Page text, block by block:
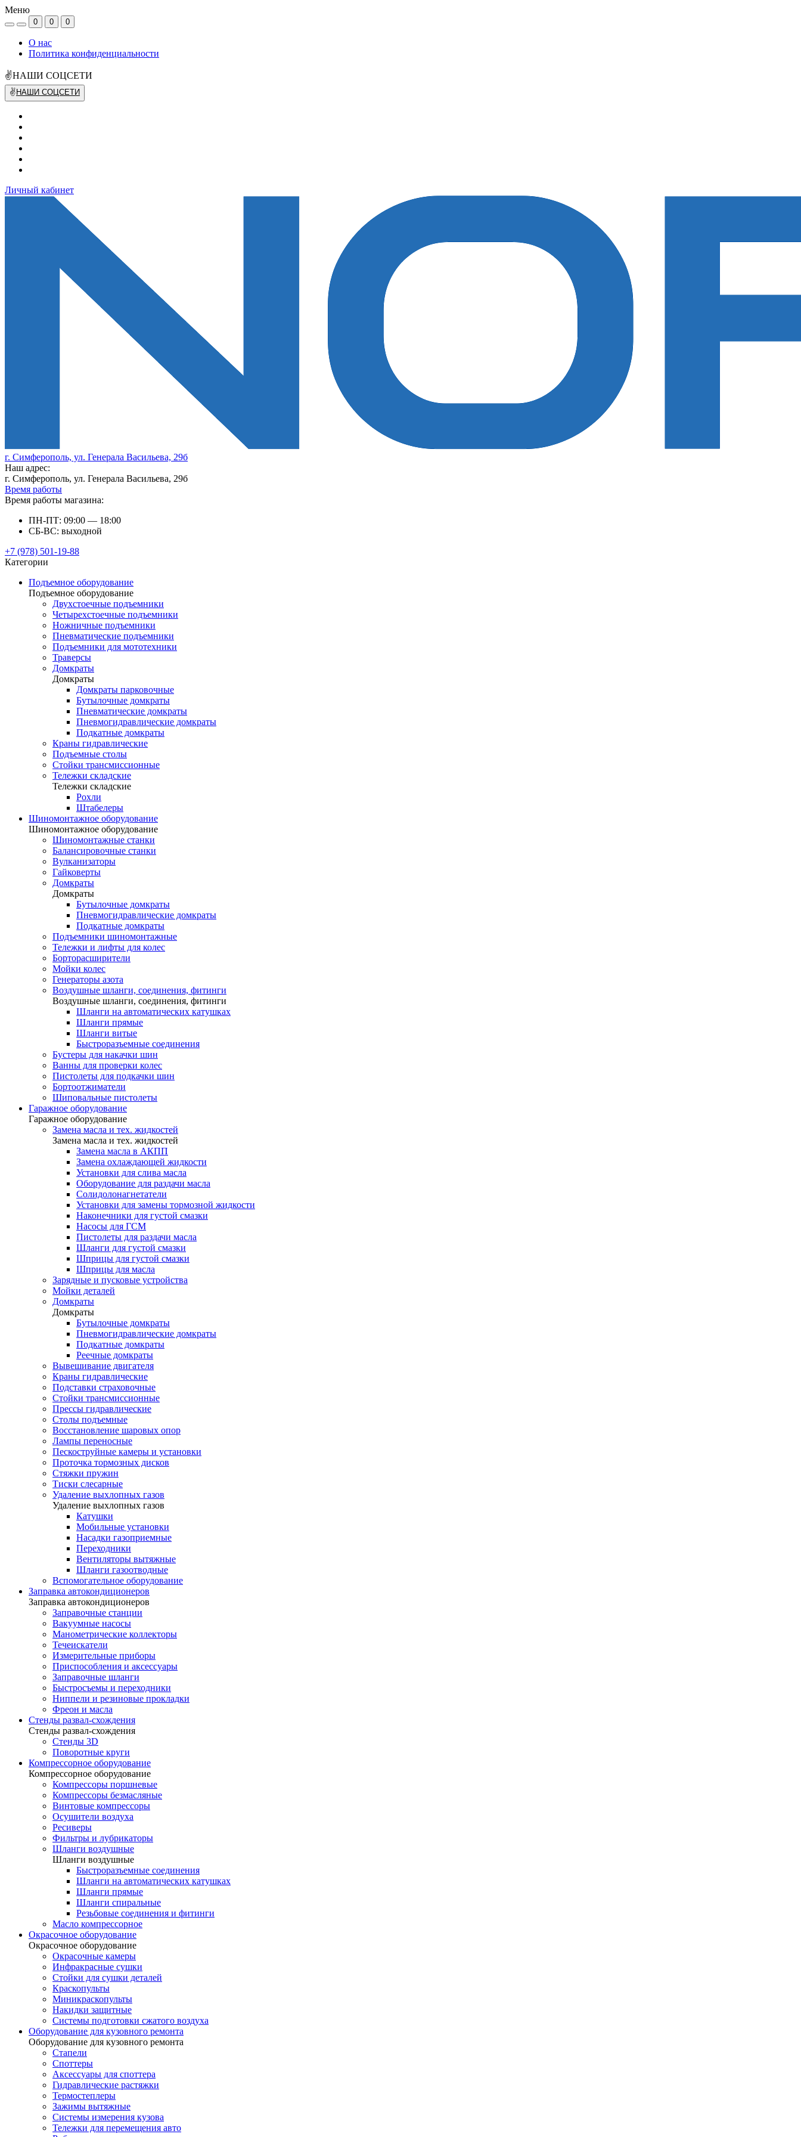
Меню
0 0 0
О нас
Политика конфиденциальности
✌НАШИ СОЦСЕТИ
✌ НАШИ СОЦСЕТИ
Личный кабинет
г. Симферополь, ул. Генерала Васильева, 29б
Наш адрес:
г. Симферополь, ул. Генерала Васильева, 29б
Время работы
Время работы магазина:
ПН-ПТ: 09:00 — 18:00
СБ-ВС: выходной
+7 (978) 501-19-88
Категории
Подъемное оборудование
Подъемное оборудование
Двухстоечные подъемники
Четырехстоечные подъемники
Ножничные подъемники
Пневматические подъемники
Подъемники для мототехники
Траверсы
Домкраты
Домкраты
Домкраты парковочные
Бутылочные домкраты
Пневматические домкраты
Пневмогидравлические домкраты
Подкатные домкраты
Краны гидравлические
Подъемные столы
Стойки трансмиссионные
Тележки складские
Тележки складские
Рохли
Штабелеры
Шиномонтажное оборудование
Шиномонтажное оборудование
Шиномонтажные станки
Балансировочные станки
Вулканизаторы
Гайковерты
Домкраты
Домкраты
Бутылочные домкраты
Пневмогидравлические домкраты
Подкатные домкраты
Подъемники шиномонтажные
Тележки и лифты для колес
Борторасширители
Мойки колес
Генераторы азота
Воздушные шланги, соединения, фитинги
Воздушные шланги, соединения, фитинги
Шланги на автоматических катушках
Шланги прямые
Шланги витые
Быстроразъемные соединения
Бустеры для накачки шин
Ванны для проверки колес
Пистолеты для подкачки шин
Бортоотжиматели
Шиповальные пистолеты
Гаражное оборудование
Гаражное оборудование
Замена масла и тех. жидкостей
Замена масла и тех. жидкостей
Замена масла в АКПП
Замена охлаждающей жидкости
Установки для слива масла
Оборудование для раздачи масла
Солидолонагнетатели
Установки для замены тормозной жидкости
Наконечники для густой смазки
Насосы для ГСМ
Пистолеты для раздачи масла
Шланги для густой смазки
Шприцы для густой смазки
Шприцы для масла
Зарядные и пусковые устройства
Мойки деталей
Домкраты
Домкраты
Бутылочные домкраты
Пневмогидравлические домкраты
Подкатные домкраты
Реечные домкраты
Вывешивание двигателя
Краны гидравлические
Подставки страховочные
Стойки трансмиссионные
Прессы гидравлические
Столы подъемные
Восстановление шаровых опор
Лампы переносные
Пескоструйные камеры и установки
Проточка тормозных дисков
Стяжки пружин
Тиски слесарные
Удаление выхлопных газов
Удаление выхлопных газов
Катушки
Мобильные установки
Насадки газоприемные
Переходники
Вентиляторы вытяжные
Шланги газоотводные
Вспомогательное оборудование
Заправка автокондиционеров
Заправка автокондиционеров
Заправочные станции
Вакуумные насосы
Манометрические коллекторы
Течеискатели
Измерительные приборы
Приспособления и аксессуары
Заправочные шланги
Быстросъемы и переходники
Ниппели и резиновые прокладки
Фреон и масла
Стенды развал-схождения
Стенды развал-схождения
Стенды 3D
Поворотные круги
Компрессорное оборудование
Компрессорное оборудование
Компрессоры поршневые
Компрессоры безмасляные
Винтовые компрессоры
Осушители воздуха
Ресиверы
Фильтры и лубрикаторы
Шланги воздушные
Шланги воздушные
Быстроразъемные соединения
Шланги на автоматических катушках
Шланги прямые
Шланги спиральные
Резьбовые соединения и фитинги
Масло компрессорное
Окрасочное оборудование
Окрасочное оборудование
Окрасочные камеры
Инфракрасные сушки
Стойки для сушки деталей
Краскопульты
Миникраскопульты
Накидки защитные
Системы подготовки сжатого воздуха
Оборудование для кузовного ремонта
Оборудование для кузовного ремонта
Стапели
Споттеры
Аксессуары для споттера
Гидравлические растяжки
Термостеплеры
Зажимы вытяжные
Системы измерения кузова
Тележки для перемещения авто